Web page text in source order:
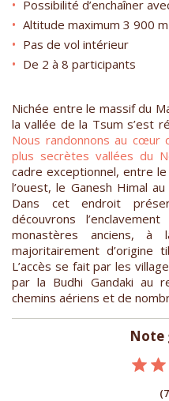
Possibilité d’enchaîner
Altitude maximum 3 900 m
Pas de vol intérieur
De 2 à 8 participants
Nichée entre le massif du
la vallée de la Tsum s’est
Nous randonnons au cœur
plus secrètes vallées du
cadre exceptionnel, entre
l’ouest, le Ganesh Himal
Dans cet endroit
découvrons
monastères anciens, à
majoritairement d’origine
L’accès se fait par les
par la Budhi Gandaki au
chemins aériens et de
Note